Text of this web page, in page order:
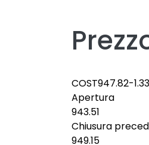
COST947.82-1.33
Apertura
943.51
Chiusura
949.15